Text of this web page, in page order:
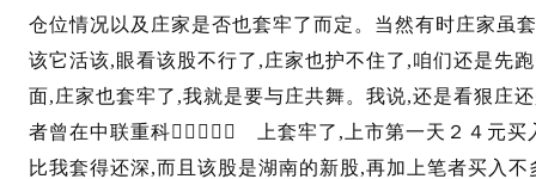
仓位情况以及庄家是否也套牢了而定。当然有时庄家虽
该它活该,眼看该股不行了,庄家也护不住了,咱们还是先
面,庄家也套牢了,我就是要与庄共舞。我说,还是看狠庄
者曾在中联重科０１５７ 上套牢了,上市第一天２４元
比我套得还深,而且该股是湖南的新股,再加上笔者买入